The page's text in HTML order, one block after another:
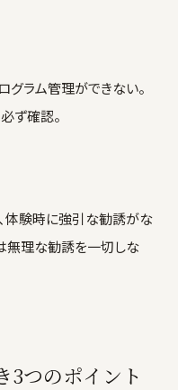
グラム管理ができない。
ず確認。
体験時に強引な勧誘がな
無理な勧誘を一切しな
3つのポイント